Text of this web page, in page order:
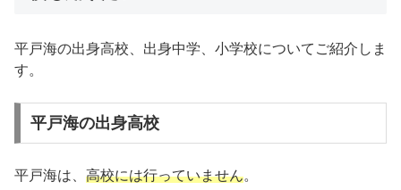
平戸海の出身高校、出身中学、小学校についてご紹介しま
す。
平戸海の出身高校
平戸海は、 高校には行っていません。